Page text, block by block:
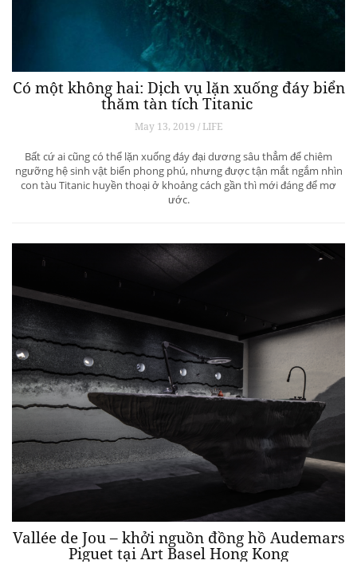
Có một không hai: Dịch vụ lặn xuống đáy biển
thăm tàn tích Titanic
May 13, 2019 / LIFE
Bất cứ ai cũng có thể lặn xuống đáy đại dương sâu thẳm để chiêm
ngưỡng hệ sinh vật biển phong phú, nhưng được tận mắt ngắm nhìn
con tàu Titanic huyền thoại ở khoảng cách gần thì mới đáng để mơ
ước.
Vallée de Jou – khởi nguồn đồng hồ Audemars
Piguet tại Art Basel Hong Kong